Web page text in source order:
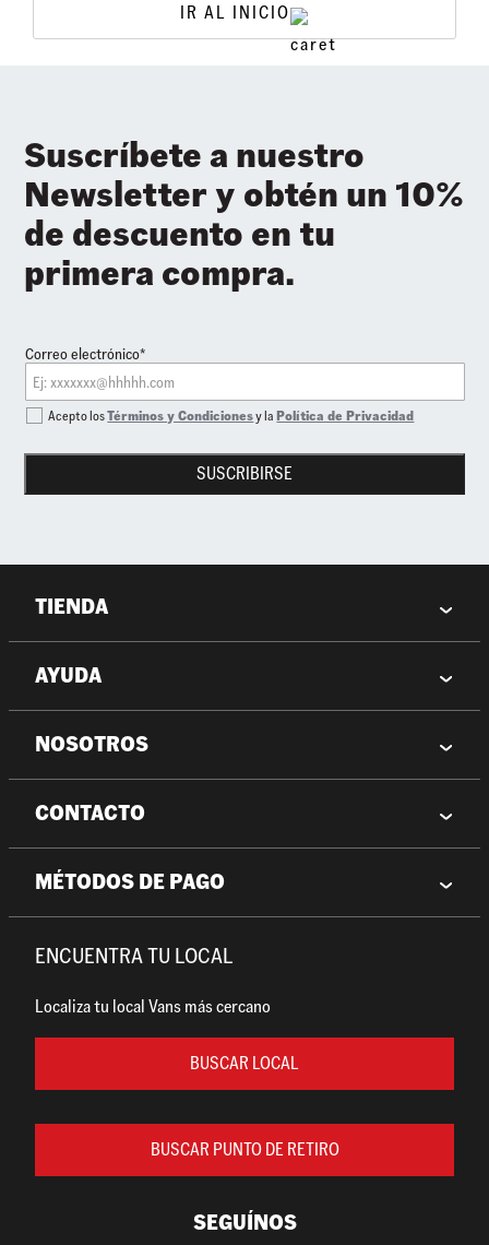
IR AL INICIO
Suscríbete a nuestro
Newsletter y obtén un 10%
de descuento en tu
primera compra.
Correo electrónico*
SUSCRIBIRSE
Acepto losTérminos y Condicionesy laPolítica de Privacidad
TIENDA
AYUDA
NOSOTROS
CONTACTO
MÉTODOS DE PAGO
ENCUENTRA TU LOCAL
Localiza tu local Vans más cercano
BUSCAR LOCAL
BUSCAR PUNTO DE RETIRO
SEGUÍNOS